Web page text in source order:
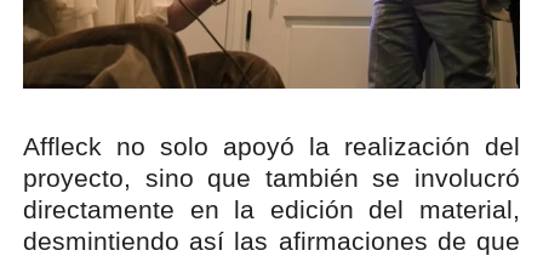
Affleck no solo apoyó la realización del
proyecto, sino que también se involucró
directamente en la edición del material,
desmintiendo así las afirmaciones de que